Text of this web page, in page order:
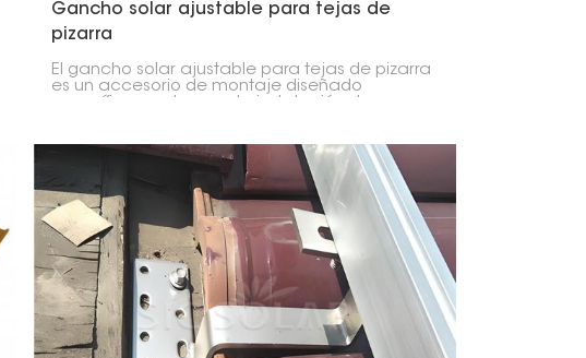
Gancho solar ajustable para tejas de
pizarra
El gancho solar ajustable para tejas de pizarra
es un accesorio de montaje diseñado
precisa, lo que lo convierte en una solución
versátil para diferentes grosores de teja y
estructuras de tejado.